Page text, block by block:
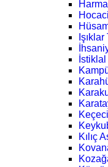
Işıklar
İstiklal
Kılıç